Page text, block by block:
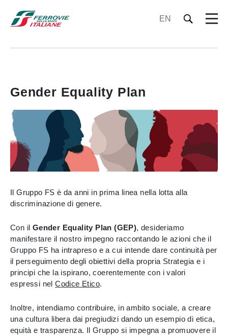
EN
Gender Equality Plan
Il Gruppo FS è da anni in prima linea nella lotta alla
discriminazione di genere.
Con il Gender Equality Plan (GEP), desideriamo
manifestare il nostro impegno raccontando le azioni che il
Gruppo FS ha intrapreso e a cui intende dare continuità per
il perseguimento degli obiettivi della propria Strategia e i
principi che la ispirano, coerentemente con i valori
espressi nelCodice Etico.
Inoltre, intendiamo contribuire, in ambito sociale, a creare
una cultura libera dai pregiudizi dando un esempio di etica,
equità e trasparenza. Il Gruppo si impegna a promuovere il